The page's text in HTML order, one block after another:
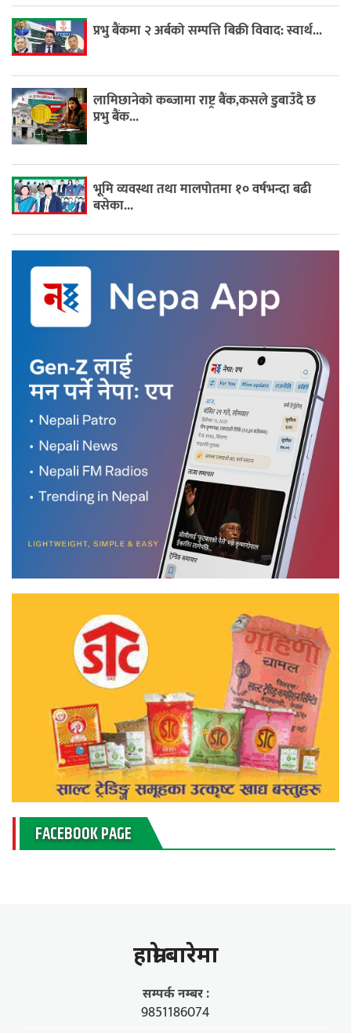
प्रभु बैंकमा २ अर्बको सम्पत्ति बिक्री विवाद: स्वार्थ...
लामिछानेको कब्जामा राष्ट्र बैंक,कसले डुबाउँदै छ
प्रभु बैंक...
भूमि व्यवस्था तथा मालपोतमा १० वर्षभन्दा बढी
बसेका...
FACEBOOK PAGE
हाम्राे बारेमा
सम्पर्क नम्बर :
9851186074